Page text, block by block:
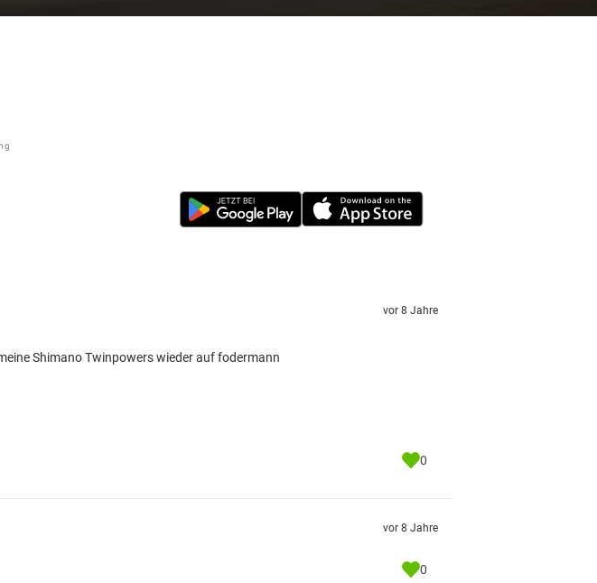
Shimano Twinpowers wieder auf fodermann
vor 8 Jahre
0
vor 8 Jahre
0